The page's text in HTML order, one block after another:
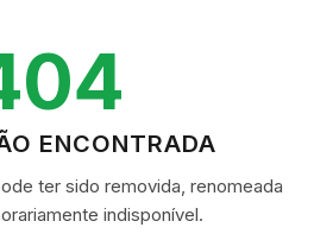
ENCONTRADA
ter sido removida, renomeada
indisponível.